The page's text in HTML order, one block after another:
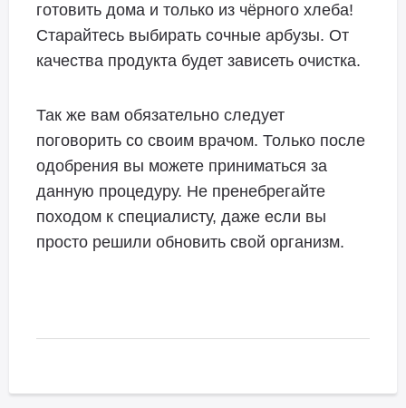
готовить дома и только из чёрного хлеба!
Старайтесь выбирать сочные арбузы. От
качества продукта будет зависеть очистка.
Так же вам обязательно следует
поговорить со своим врачом. Только после
одобрения вы можете приниматься за
данную процедуру. Не пренебрегайте
походом к специалисту, даже если вы
просто решили обновить свой организм.